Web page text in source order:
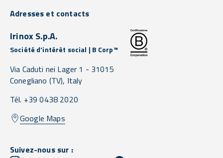
Adresses et contacts
Irinox S.p.A.
Société d'intérêt social | B Corp™
Via Caduti nei Lager 1 - 31015
Conegliano (TV), Italy
Tél. +39 0438 2020
Google Maps
Suivez-nous sur :